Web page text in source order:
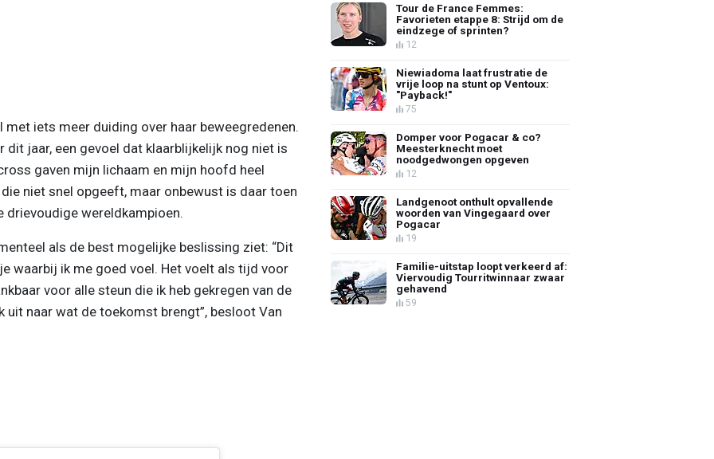
met iets meer duiding over haar beweegredenen.
dit jaar, een gevoel dat klaarblijkelijk nog niet is
gaven mijn lichaam en mijn hoofd heel
niet snel opgeeft, maar onbewust is daar toen
drievoudige wereldkampioen.
als de best mogelijke beslissing ziet: “Dit
waarbij ik me goed voel. Het voelt als tijd voor
voor alle steun die ik heb gekregen van de
naar wat de toekomst brengt”, besloot Van
Tour de France Femmes:
Favorieten etappe 8: Strijd om de
eindzege of sprinten?
12
Niewiadoma laat frustratie de
vrije loop na stunt op Ventoux:
"Payback!"
75
Domper voor Pogacar & co?
Meesterknecht moet
noodgedwongen opgeven
12
Landgenoot onthult opvallende
woorden van Vingegaard over
Pogacar
19
Familie-uitstap loopt verkeerd af:
Viervoudig Tourritwinnaar zwaar
gehavend
59